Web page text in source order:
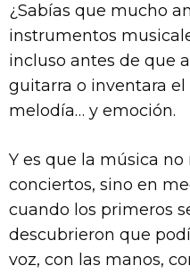
¿Sabías que mucho
instrumentos
incluso antes de que
guitarra o inventara
melodía… y emoción.
Y es que la música
conciertos, sino en
cuando los primeros
descubrieron que
voz, con las manos,